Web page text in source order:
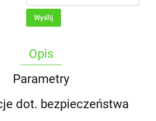
Wyślij
Opis
Parametry
dot. bezpieczeństwa